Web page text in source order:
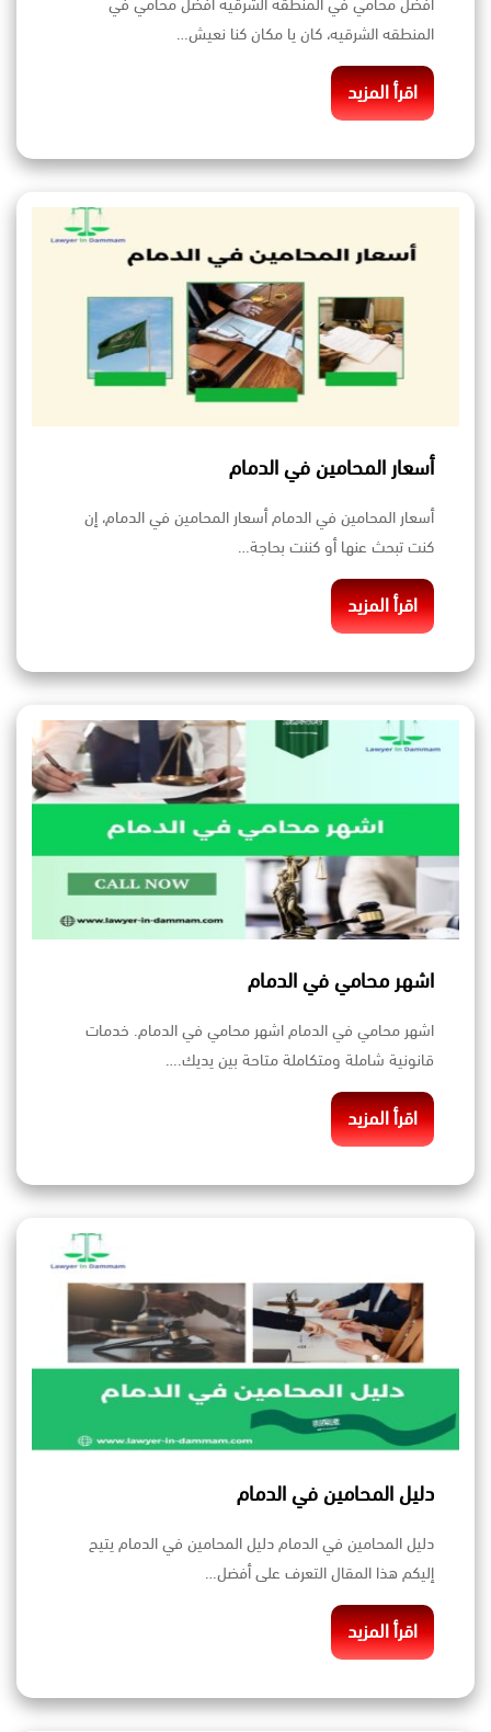
المنطقه الشرقيه، كان يا مكان كنا نعيش…
اقرأ المزيد
أسعار المحامين في الدمام
أسعار المحامين في الدمام أسعار المحامين في الدمام، إن
كنت تبحث عنها أو كننت بحاجة…
اقرأ المزيد
اشهر محامي في الدمام
اشهر محامي في الدمام اشهر محامي في الدمام. خدمات
قانونية شاملة ومتكاملة متاحة بين يديك.…
اقرأ المزيد
دليل المحامين في الدمام
دليل المحامين في الدمام دليل المحامين في الدمام يتيح
إليكم هذا المقال التعرف على أفضل…
اقرأ المزيد